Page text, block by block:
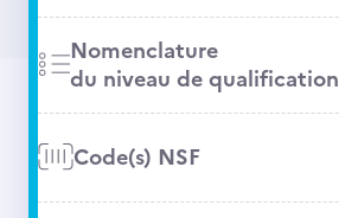
Nomenclature
du niveau de qualification
Code(s) NSF